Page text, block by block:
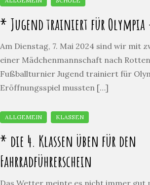
* Jugend trainiert für Olympia
Am Dienstag, 7. Mai 2024 sind wir mit
einer Mädchenmannschaft nach
Fußballturnier Jugend trainiert für
Eröffnungsspiel mussten […]
* die 4. Klassen üben für den
Fahrradführerschein
Das Wetter meinte es nicht immer gut